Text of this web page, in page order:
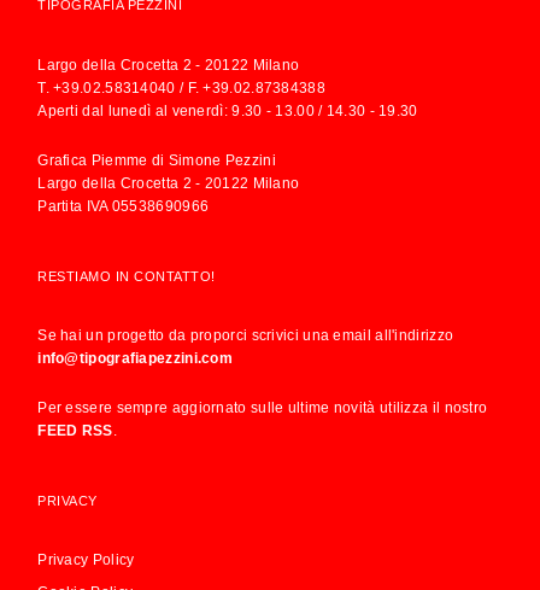
TIPOGRAFIA PEZZINI
Largo della Crocetta 2 - 20122 Milano
T.+39.02.58314040 / F. +39.02.87384388
Aperti dal lunedì al venerdì: 9.30 - 13.00 / 14.30 - 19.30
Grafica Piemme di Simone Pezzini
Largo della Crocetta 2 - 20122 Milano
Partita IVA 05538690966
RESTIAMO IN CONTATTO!
Se hai un progetto da proporci scrivici una email all'indirizzo
info@tipografiapezzini.com
Per essere sempre aggiornato sulle ultime novità utilizza il nostro
FEED RSS
PRIVACY
Privacy Policy